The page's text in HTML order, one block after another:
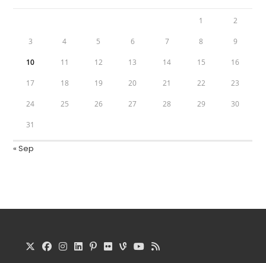
1 2
3 4 5 6 7 8 9
10 11 12 13 14 15 16
17 18 19 20 21 22 23
24 25 26 27 28 29 30
31
« Sep